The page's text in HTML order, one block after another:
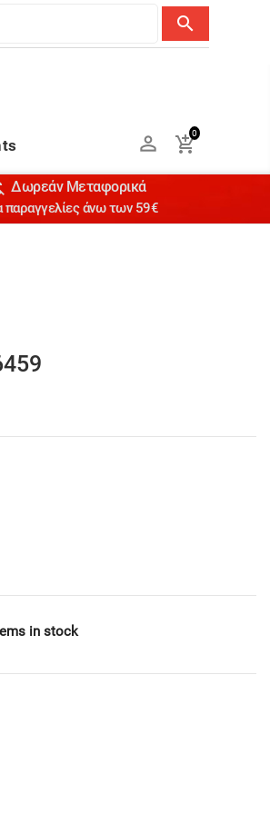
search

0

Δωρεάν Μεταφορικά
παραγγελίες άνω των 59€
in stock